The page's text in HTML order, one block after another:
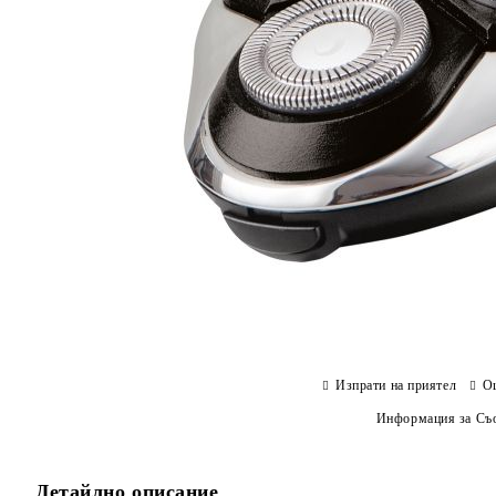
Изпрати на приятел
Информация за
Детайлно описание